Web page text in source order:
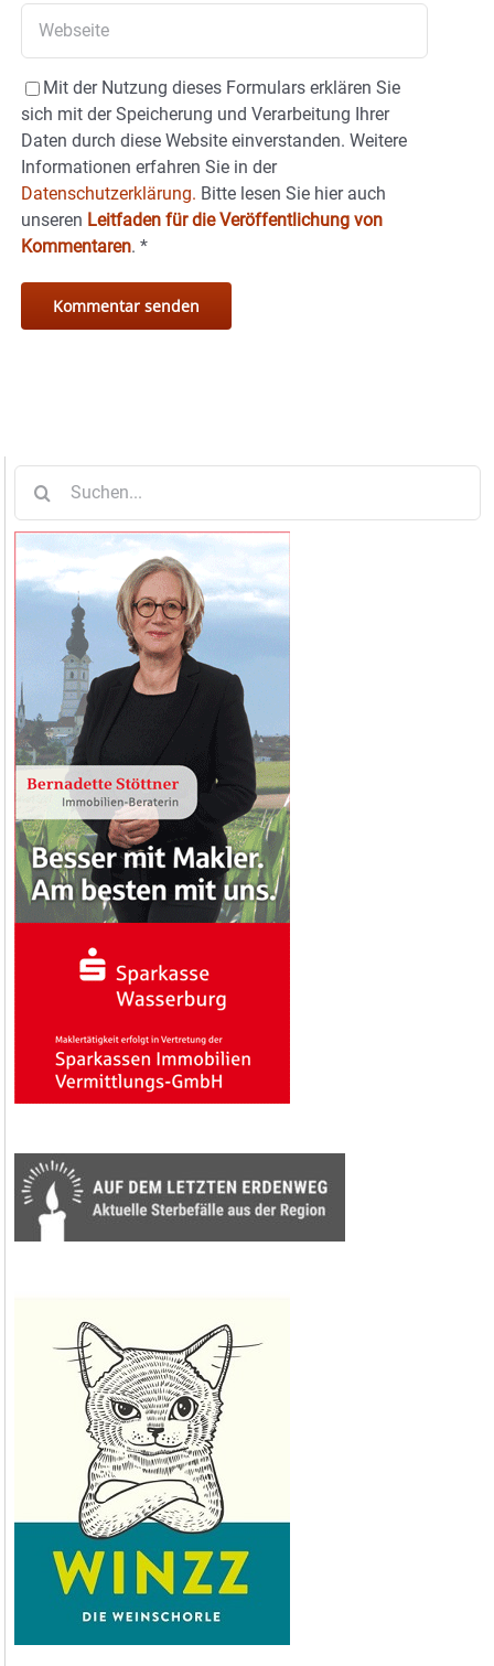
Mit der Nutzung dieses Formulars erklären Sie
sich mit der Speicherung und Verarbeitung Ihrer
Daten durch diese Website einverstanden. Weitere
Informationen erfahren Sie in der
Datenschutzerklärung. Bitte lesen Sie hier auch
unseren Leitfaden für die Veröffentlichung von
Kommentaren. *
nach: